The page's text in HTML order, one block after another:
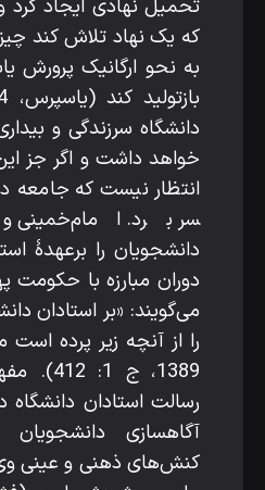
تحمیل نهادی ایجاد کرد
که یک نهاد تلاش کند
به نحو ارگانیک پرورش
دانشگاه سرزندگی و
خواهد داشت و اگر جز
سر برد. امام‌خمینی
دانشجویان را برعهدۀ
دوران مبارزه با حکومت
می‌گویند: «بر استادان
را از آن­چه زیر پرده
1389، ج
رسالت استادان
آگاه­سازی دانشجویان
کنش‌های ذهنی و عینی وی